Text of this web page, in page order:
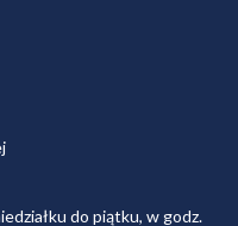
do piątku, w godz.